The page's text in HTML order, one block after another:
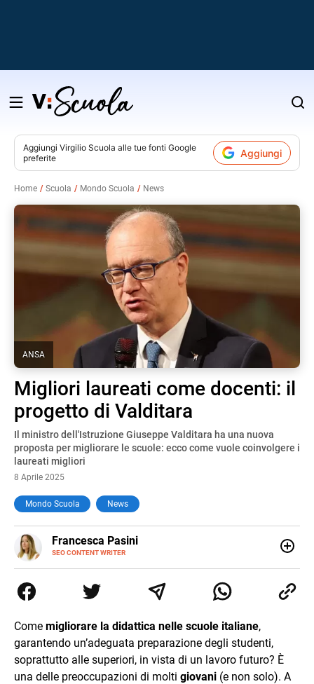
Salta
contenuto
Aggiungi Virgilio Scuola alle tue fonti Google
preferite
Aggiungi
Home Scuola Mondo Scuola News
ANSA
Migliori laureati come docenti: il
progetto di Valditara
Il ministro dell'Istruzione Giuseppe Valditara ha una nuova
proposta per migliorare le scuole: ecco come vuole coinvolgere i
laureati migliori
8 Aprile 2025
Mondo Scuola News
Francesca Pasini
SEO CONTENT WRITER
E-
MAIL
le diverse sfumature dell'informazione e quelle storie di
vita che parlano di luoghi, viaggi unici, cultura e lifestyle,
Come migliorare la didattica nelle scuole italiane,
garantendo un’adeguata preparazione degli studenti,
soprattutto alle superiori, in vista di un lavoro futuro? È
una delle preoccupazioni di molti giovani (e non solo). A